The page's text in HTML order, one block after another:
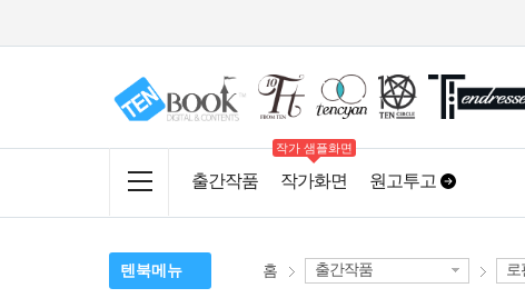
작가 샘플화면
출간작품 작가화면 원고투고
텐북메뉴 홈 출간작품 로